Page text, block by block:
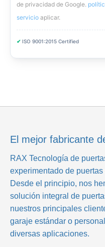
de privacidad de Google.
servicio aplicar.
✔ ISO 9001:2015 Certified
El mejor fabricante
RAX Tecnología de
experimentado de
Desde el principio, nos
solución integral de
nuestros principales
garaje estándar o
diversas aplicaciones.